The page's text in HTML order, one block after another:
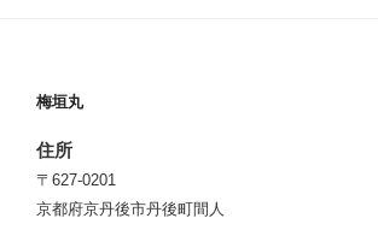
梅垣丸
住所
〒627-0201
京都府京丹後市丹後町間人